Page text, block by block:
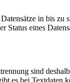
in bis zu
Status eines
sind